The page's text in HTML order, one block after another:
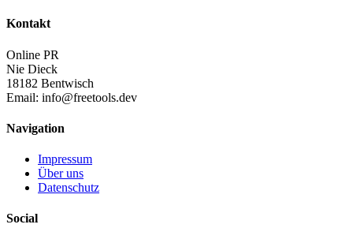
Kontakt
Online PR
Nie Dieck
18182 Bentwisch
Email: info@freetools.dev
Navigation
Impressum
Über uns
Datenschutz
Social